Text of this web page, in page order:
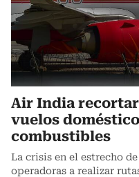
Air India
vuelos
combustibles
La crisis en el estrecho
operadoras a realizar